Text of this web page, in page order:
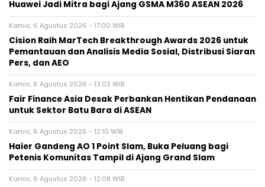
Huawei Jadi Mitra bagi Ajang GSMA M360 ASEAN 2026
Kamis, 6 Agustus 2026 - 17:00 WIB
Cision Raih MarTech Breakthrough Awards 2026 untuk
Pemantauan dan Analisis Media Sosial, Distribusi Siaran
Pers, dan AEO
Kamis, 6 Agustus 2026 - 13:02 WIB
Fair Finance Asia Desak Perbankan Hentikan Pendanaan
untuk Sektor Batu Bara di ASEAN
Kamis, 6 Agustus 2026 - 12:10 WIB
Haier Gandeng AO 1 Point Slam, Buka Peluang bagi
Petenis Komunitas Tampil di Ajang Grand Slam
Kamis, 6 Agustus 2026 - 12:08 WIB